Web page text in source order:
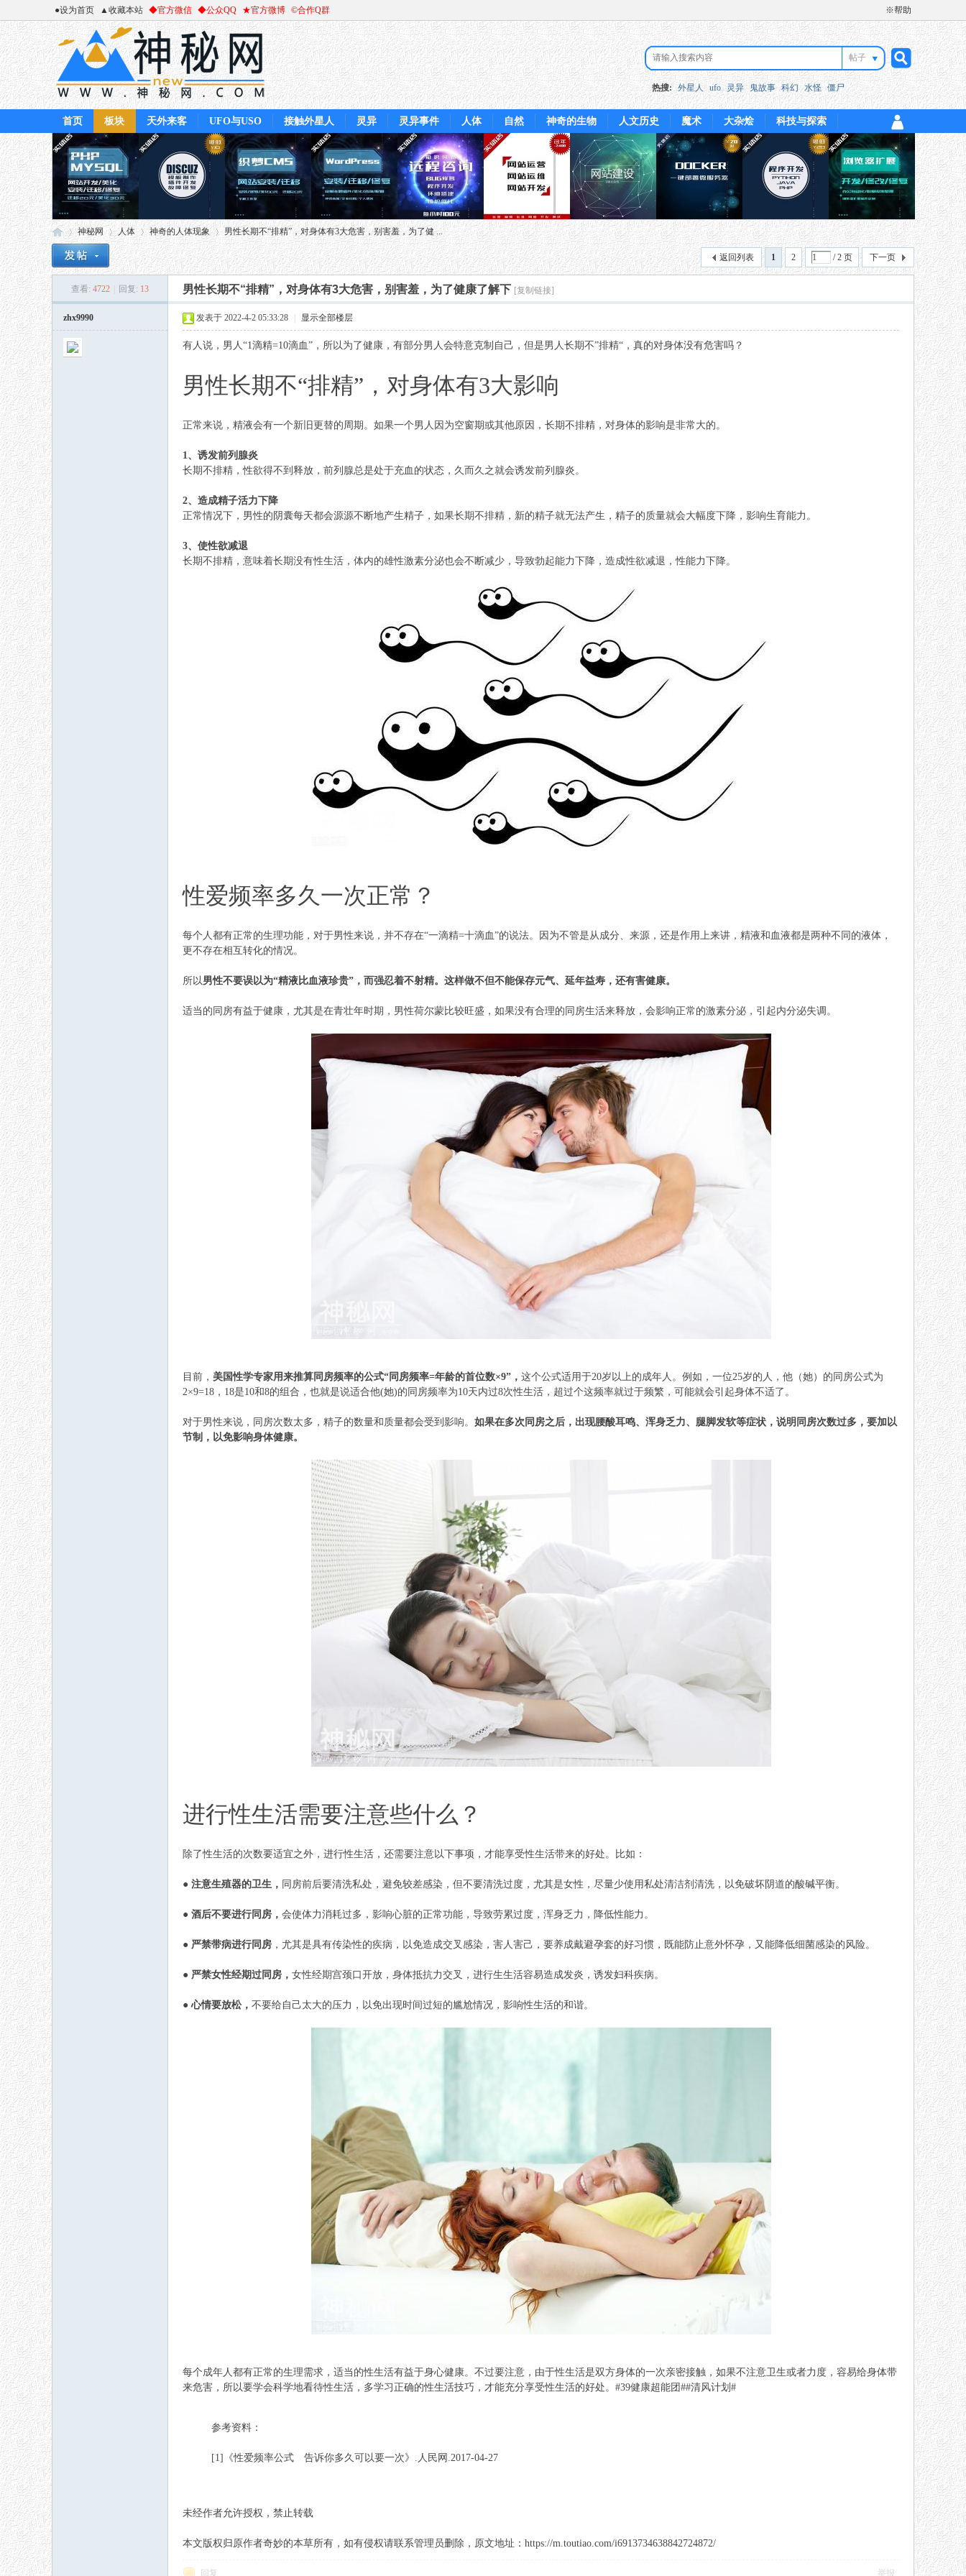
●设为首页 ▲收藏本站 ◆官方微信 ◆公众QQ ★官方微博 ©合作Q群 ※帮助
帖子
搜
索
热搜: 外星人 ufo 灵异 鬼故事 科幻 水怪 僵尸
首页 板块 天外来客 UFO与USO 接触外星人 灵异 灵异事件 人体 自然 神奇的生物 人文历史 魔术 大杂烩 科技与探索
神秘网
›
人体
›
神奇的人体现象
›
男性长期不“排精”，对身体有3大危害，别害羞，为了健 ...
1 2 / 2 页 下一页
返回列表
查看: 4722 回复: 13 男性长期不“排精”，对身体有3大危害，别害羞，为了健康了解下 [复制链接]
zhx9990 发表于 2022-4-2 05:33:28 显示全部楼层
有人说，男人“1滴精=10滴血”，所以为了健康，有部分男人会特意克制自己，但是男人长期不”排精“，真的对身体没有危害吗？
男性长期不“排精”，对身体有3大影响
正常来说，精液会有一个新旧更替的周期。如果一个男人因为空窗期或其他原因，长期不排精，对身体的影响是非常大的。
1、诱发前列腺炎
长期不排精，性欲得不到释放，前列腺总是处于充血的状态，久而久之就会诱发前列腺炎。
2、造成精子活力下降
正常情况下，男性的阴囊每天都会源源不断地产生精子，如果长期不排精，新的精子就无法产生，精子的质量就会大幅度下降，影响生育能力。
3、使性欲减退
长期不排精，意味着长期没有性生活，体内的雄性激素分泌也会不断减少，导致勃起能力下降，造成性欲减退，性能力下降。
性爱频率多久一次正常？
每个人都有正常的生理功能，对于男性来说，并不存在“一滴精=十滴血”的说法。因为不管是从成分、来源，还是作用上来讲，精液和血液都是两种不同的液体，
更不存在相互转化的情况。
所以男性不要误以为“精液比血液珍贵”，而强忍着不射精。这样做不但不能保存元气、延年益寿，还有害健康。
适当的同房有益于健康，尤其是在青壮年时期，男性荷尔蒙比较旺盛，如果没有合理的同房生活来释放，会影响正常的激素分泌，引起内分泌失调。
目前， 美国性学专家用来推算同房频率的公式“同房频率=年龄的首位数×9”， 这个公式适用于20岁以上的成年人。例如，一位25岁的人，他（她）的同房公式为
2×9=18，18是10和8的组合，也就是说适合他(她)的同房频率为10天内过8次性生活，超过个这频率就过于频繁，可能就会引起身体不适了。
对于男性来说，同房次数太多，精子的数量和质量都会受到影响。 如果在多次同房之后，出现腰酸耳鸣、浑身乏力、腿脚发软等症状，说明同房次数过多，要加以
节制，以免影响身体健康。
进行性生活需要注意些什么？
除了性生活的次数要适宜之外，进行性生活，还需要注意以下事项，才能享受性生活带来的好处。比如：
● 注意生殖器的卫生， 同房前后要清洗私处，避免较差感染，但不要清洗过度，尤其是女性，尽量少使用私处清洁剂清洗，以免破坏阴道的酸碱平衡。
● 酒后不要进行同房， 会使体力消耗过多，影响心脏的正常功能，导致劳累过度，浑身乏力，降低性能力。
● 严禁带病进行同房 ，尤其是具有传染性的疾病，以免造成交叉感染，害人害己，要养成戴避孕套的好习惯，既能防止意外怀孕，又能降低细菌感染的风险。
● 严禁女性经期过同房， 女性经期宫颈口开放，身体抵抗力交叉，进行生生活容易造成发炎，诱发妇科疾病。
● 心情要放松， 不要给自己太大的压力，以免出现时间过短的尴尬情况，影响性生活的和谐。
每个成年人都有正常的生理需求，适当的性生活有益于身心健康。不过要注意，由于性生活是双方身体的一次亲密接触，如果不注意卫生或者力度，容易给身体带
来危害，所以要学会科学地看待性生活，多学习正确的性生活技巧，才能充分享受性生活的好处。#39健康超能团##清风计划#
参考资料：
[1]《性爱频率公式 告诉你多久可以要一次》.人民网.2017-04-27
未经作者允许授权，禁止转载
本文版权归原作者奇妙的本草所有，如有侵权请联系管理员删除，原文地址：https://m.toutiao.com/i6913734638842724872/
回复 举报